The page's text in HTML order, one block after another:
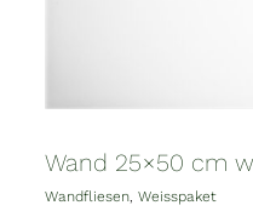
Wand 25×50 cm
Wandfliesen Weisspaket